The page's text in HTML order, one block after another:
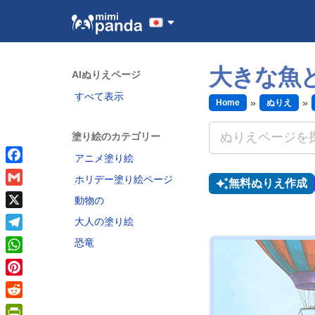
AIぬりえページ
すべて表示
塗り絵のカテゴリー
アニメ塗り絵
ホリデー塗り絵ページ
動物の
大人の塗り絵
恐竜
大きな魚
Home ぬりえ
無料ぬりえ作成
Facebook
Gmail
X
Telegram
WhatsApp
Pinterest
Reddit